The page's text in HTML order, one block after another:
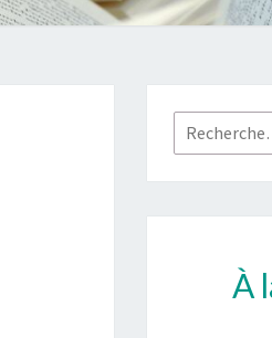
Rechercher :
À